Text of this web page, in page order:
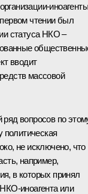
чтении был
статуса НКО –
вводит
массовой
вопросов по
политическая
не исключено, что
например,
в которых принял
иноагента или